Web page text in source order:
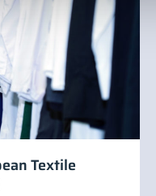
Textile